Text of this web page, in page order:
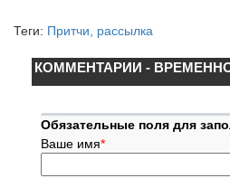
Теги: Притчи, рассылка
КОММЕНТАРИИ -
Обязательные поля для
Ваше имя*